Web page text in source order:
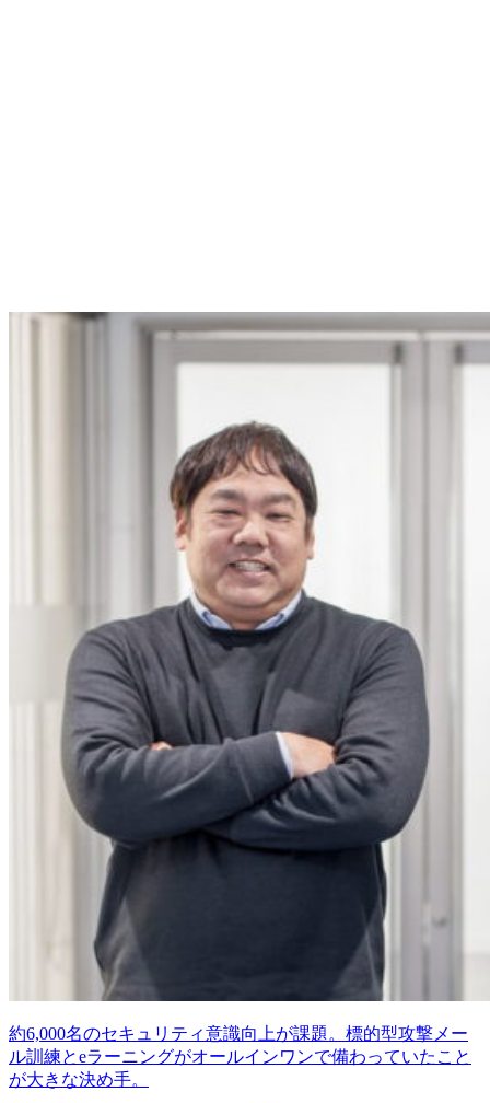
約6,000名のセキュリティ意識向上が課題。標的型攻撃メー
ル訓練とeラーニングがオールインワンで備わっていたこと
が大きな決め手。